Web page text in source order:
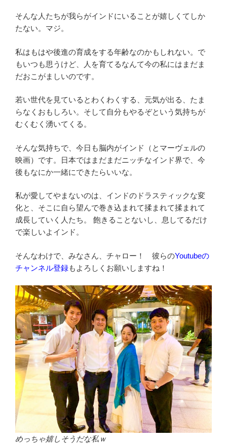
そんな人たちが我らがインドにいることが嬉しくてしか
たない。マジ。
私はもはや後進の育成をする年齢なのかもしれない。で
もいつも思うけど、人を育てるなんて今の私にはまだま
だおこがましいのです。
若い世代を見ているとわくわくする、元気が出る、たま
らなくおもしろい。そして自分もやるぞという気持ちが
むくむく湧いてくる。
そんな気持ちで、今日も脳内がインド（とマーヴェルの
映画）です。日本ではまだまだニッチなインド界で、今
後もなにか一緒にできたらいいな。
私が愛してやまないのは、インドのドラスティックな変
化と、そこに自ら望んで巻き込まれて揉まれて揉まれて
成長していく人たち。 飽きることないし、息してるだけ
で楽しいよインド。
そんなわけで、みなさん、チャロー！ 彼らのYoutubeの
チャンネル登録もよろしくお願いしますね！
めっちゃ嬉しそうだな私ｗ